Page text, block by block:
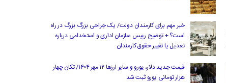
خبر مهم برای کارمندان دولت/ یک جراحی بزرگ بزرگ در راه
است؟ + توضیح رییس سازمان اداری و استخدامی درباره
تعدیل یا تغییر حقوق کارمندان
قیمت جدید دلار، یورو و سایر ارزها ۱۲ مهر ۱۴۰۴/ تکان چهار
هزار تومانی یورو ثبت شد